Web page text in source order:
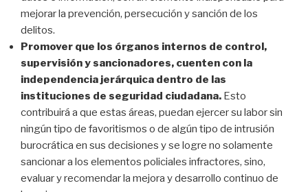
mejorar la prevención, persecución y sanción de los
delitos.
Promover que los órganos internos de control,
supervisión y sancionadores, cuenten con la
independencia jerárquica dentro de las
instituciones de seguridad ciudadana. Esto
contribuirá a que estas áreas, puedan ejercer su labor sin
ningún tipo de favoritismos o de algún tipo de intrusión
burocrática en sus decisiones y se logre no solamente
sancionar a los elementos policiales infractores, sino,
evaluar y recomendar la mejora y desarrollo continuo de